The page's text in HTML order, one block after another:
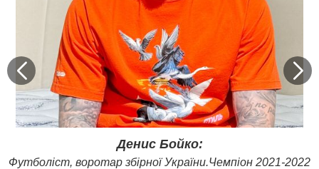
Денис Бойко:
Футболіст, воротар збірної України.Чемпіон 2021-2022
якісний сон і повноцінне відновлення для досягнення
найкращих результатів. Саме тому я обрав матрац
іспанського бренду Gomarco та ліжко від компанії Bedrooms.
Це ідеальне поєднання комфорту, підтримки та
технологій, які допомагають моєму тілу відновлюватися
після активних буднів. Рекомендую Bedrooms усім, хто цінує
якісний сон і прагне бути на висоті у спорті та в житті.